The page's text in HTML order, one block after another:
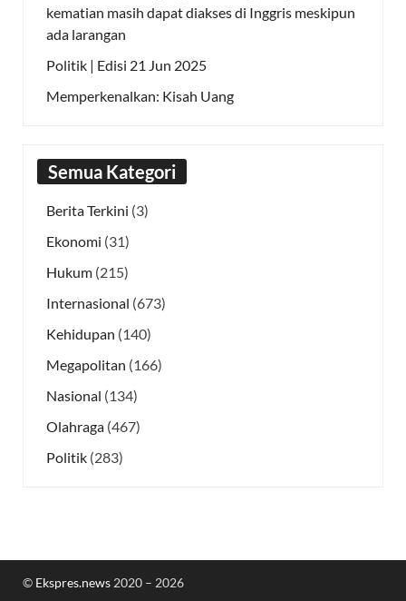
kematian masih dapat diakses di Inggris meskipun
ada larangan
Politik | Edisi 21 Jun 2025
Memperkenalkan: Kisah Uang
Semua Kategori
Berita Terkini (3)
Ekonomi (31)
Hukum (215)
Internasional (673)
Kehidupan (140)
Megapolitan (166)
Nasional (134)
Olahraga (467)
Politik (283)
© Ekspres.news 2020 – 2026